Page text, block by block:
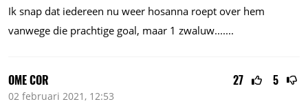
Ik snap dat iedereen nu weer hosanna roept over hem
vanwege die prachtige goal, maar 1 zwaluw.......
27 5
OME COR
02 februari 2021, 12:53